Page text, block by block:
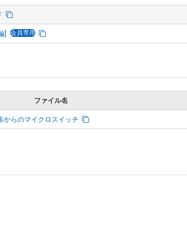
] 会員専用
ファイル名
からのマイクロスイッチ